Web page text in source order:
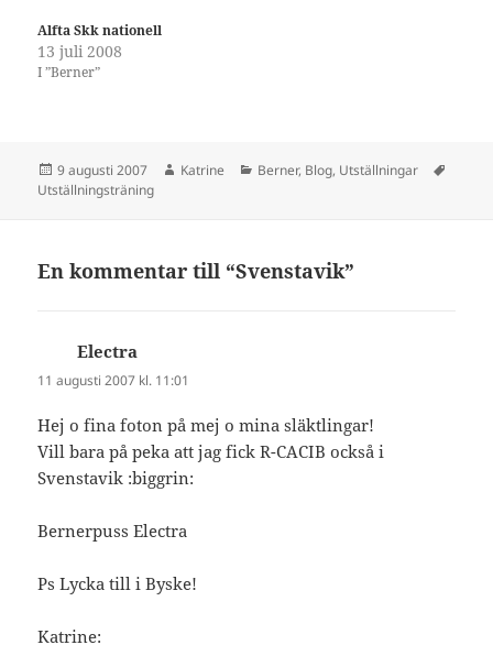
Alfta Skk nationell
13 juli 2008
I ”Berner”
Postat
9 augusti 2007 Författare
Katrine Kategorier
Berner, Blog, Utställningar
Utställningsträning
En kommentar till “Svenstavik”
Electra
11 augusti 2007 kl. 11:01
Hej o fina foton på mej o mina släktlingar!
Vill bara på peka att jag fick R-CACIB också i
Svenstavik :biggrin:
Bernerpuss Electra
Ps Lycka till i Byske!
Katrine: